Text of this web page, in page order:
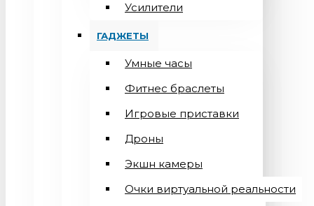
Усилители
ГАДЖЕТЫ
Умные часы
Фитнес браслеты
Игровые приставки
Дроны
Экшн камеры
Очки виртуальной реальности